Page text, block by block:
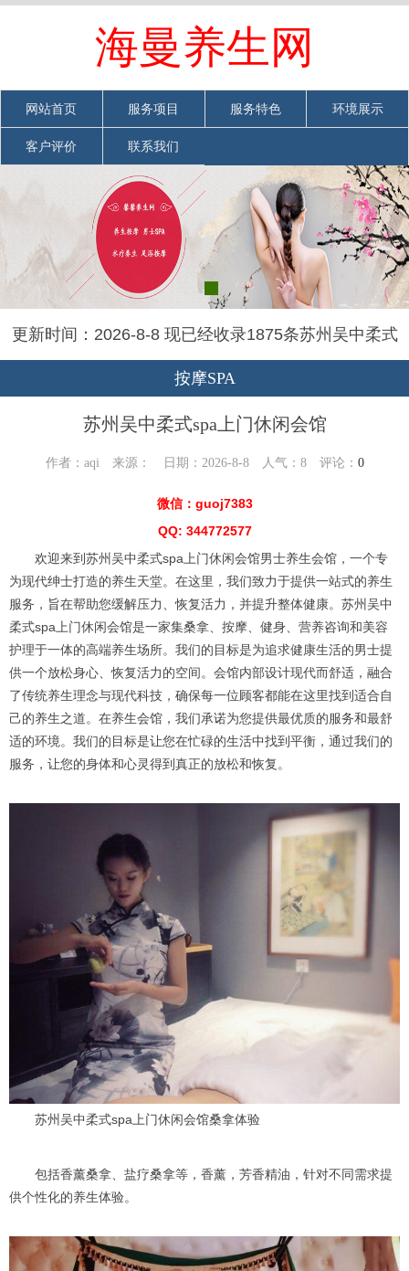
网站首页 加入收藏
海曼养生网
网站首页 服务项目 服务特色 环境展示
客户评价 联系我们
更新时间：2026-8-8 现已经收录1875条苏州吴中柔式
spa上门休闲会馆信息
按摩SPA
苏州吴中柔式spa上门休闲会馆
作者：aqi 来源： 日期：2026-8-8 人气： 8评论： 0
微信：guoj7383
QQ: 344772577
欢迎来到苏州吴中柔式spa上门休闲会馆男士养生会馆，一个专
为现代绅士打造的养生天堂。在这里，我们致力于提供一站式的养生
服务，旨在帮助您缓解压力、恢复活力，并提升整体健康。苏州吴中
柔式spa上门休闲会馆是一家集桑拿、按摩、健身、营养咨询和美容
护理于一体的高端养生场所。我们的目标是为追求健康生活的男士提
供一个放松身心、恢复活力的空间。会馆内部设计现代而舒适，融合
了传统养生理念与现代科技，确保每一位顾客都能在这里找到适合自
己的养生之道。在养生会馆，我们承诺为您提供最优质的服务和最舒
适的环境。我们的目标是让您在忙碌的生活中找到平衡，通过我们的
服务，让您的身体和心灵得到真正的放松和恢复。
苏州吴中柔式spa上门休闲会馆桑拿体验
包括香薰桑拿、盐疗桑拿等，香薰，芳香精油，针对不同需求提
供个性化的养生体验。